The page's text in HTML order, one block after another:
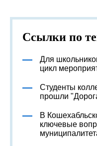
Ссылки по
Для
цикл
Студенты
прошли
В
ключевые